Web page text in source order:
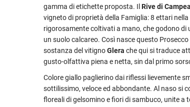
gamma di etichette proposta. Il Rive di Campea
vigneto di proprietà della Famiglia: 8 ettari
rigorosamente coltivati a mano, che godono di
un suolo calcareo. Così nasce questo
sostanza del vitignoGlera che qui si traduce
gusto-olfattiva piena e netta, sin dal primo
Colore giallo paglierino dai riflessi lievemente
sottilissimo, veloce ed abbondante. Al naso si
floreali di gelsomino e fiori di sambuco, unite a